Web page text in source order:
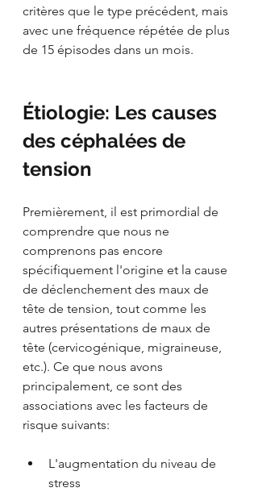
critères que le type précédent, mais
avec une fréquence répétée de plus
de 15 épisodes dans un mois.
Étiologie: Les causes
des céphalées de
tension
Premièrement, il est primordial de
comprendre que nous ne
comprenons pas encore
spécifiquement l'origine et la cause
de déclenchement des maux de
tête de tension, tout comme les
autres présentations de maux de
tête (cervicogénique, migraineuse,
etc.). Ce que nous avons
principalement, ce sont des
associations avec les facteurs de
risque suivants:
L'augmentation du niveau de
stress